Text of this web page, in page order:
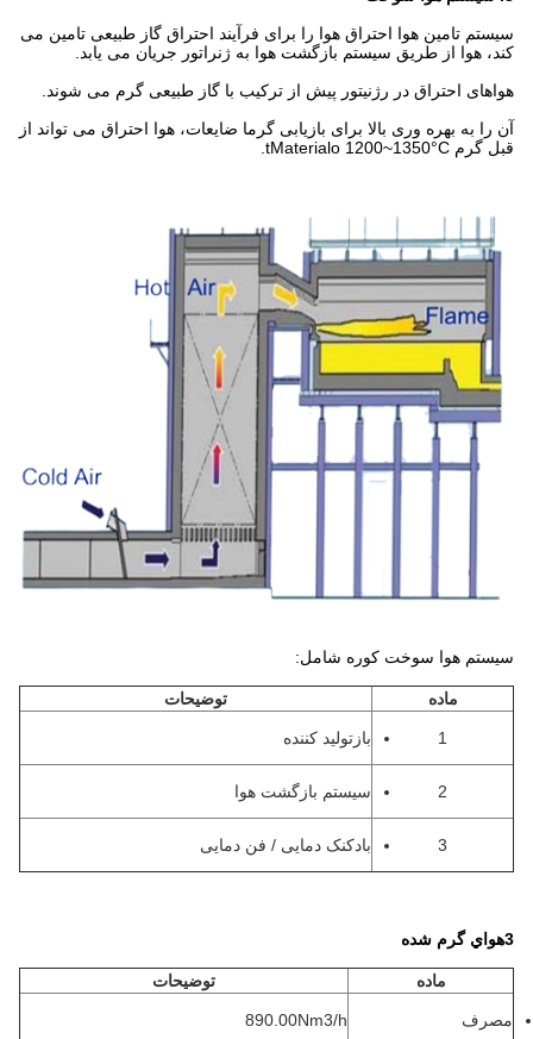
سیستم تامین هوا احتراق هوا را برای فرآیند احتراق گاز طبیعی تامین می
کند، هوا از طریق سیستم بازگشت هوا به ژنراتور جریان می یابد.
هواهای احتراق در رژنیتور پیش از ترکیب با گاز طبیعی گرم می شوند.
آن را به بهره وری بالا برای بازیابی گرما ضایعات، هوا احتراق می تواند از
قبل گرم tMaterialo 1200~1350°C.
سیستم هوا سوخت کوره شامل:
ماده توضیحات
بازتولید کننده
سیستم بازگشت هوا
بادکنک دمایی / فن دمایی
3هواي گرم شده
ماده توضیحات
مصرف 890.00Nm3/h